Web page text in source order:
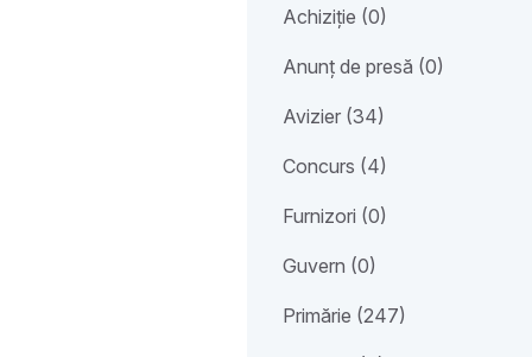
Achiziție (0)
Anunț de presă (0)
Avizier (34)
Concurs (4)
Furnizori (0)
Guvern (0)
Primărie (247)